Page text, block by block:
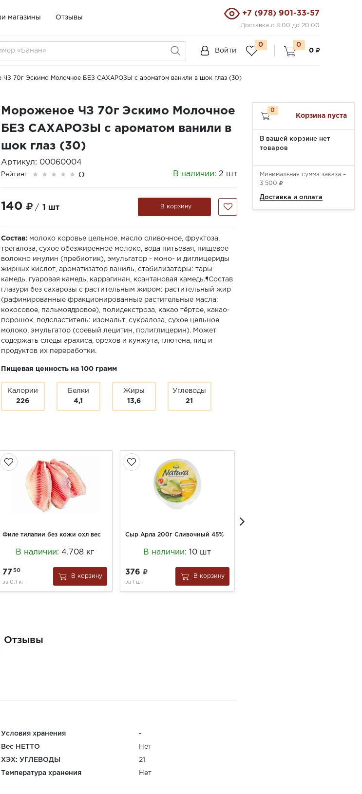
магазины Отзывы
+7 (978) 901-33-57
Доставка с 8:00 до 20:00
Войти
0
0
0
ЧЗ 70г Эскимо Молочное БЕЗ САХАРОЗЫ с ароматом ванили в шок глаз (30)
Мороженое ЧЗ 70г Эскимо Молочное
БЕЗ САХАРОЗЫ с ароматом ванили в
шок глаз (30)
Артикул: 00060004
Рейтинг () В наличии: 2 шт
140 / 1 шт В корзину
Состав: молоко коровье цельное, масло сливочное, фруктоза,
трегалоза, сухое обезжиренное молоко, вода питьевая, пищевое
волокно инулин (пребиотик), эмульгатор - моно- и диглицериды
жирных кислот, ароматизатор ваниль, стабилизаторы: тары
камедь, гуаровая камедь, каррагинан, ксантановая камедь.¶Состав
глазури без сахарозы с растительным жиром: растительный жир
(рафинированные фракционированные растительные масла:
кокосовое, пальмоядровое), полидекстроза, какао тёртое, какао-
порошок, подсластитель: изомальт, сукралоза, сухое цельное
молоко, эмульгатор (соевый лецитин, полиглицерин). Может
содержать следы арахиса, орехов и кунжута, глютена, яиц и
продуктов их переработки.
Пищевая ценность на 100 грамм
Калории
226
Белки
4,1
Жиры
13,6
Углеводы
21
Филе тилапии без кожи охл вес
В наличии: 4.708 кг
77 50
за 0.1 кг
В корзину
Сыр Арла 200г Сливочный 45%
В наличии: 10 шт
376
за 1 шт
В корзину
Отзывы
Условия хранения -
Вес НЕТТО Нет
ХЭХ: УГЛЕВОДЫ 21
Температура хранения Нет
0
Корзина пуста
В вашей корзине нет
товаров
Минимальная сумма заказа –
3 500
Доставка и оплата